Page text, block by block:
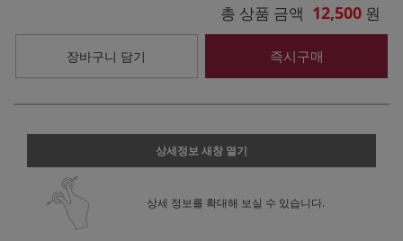
총 상품 금액 12,500 원
장바구니 담기 즉시구매
상세정보 새창 열기
상세 정보를 확대해 보실 수 있습니다.